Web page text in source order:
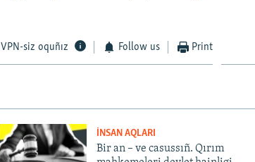
VPN-siz oquñız Follow us Print
İNSAN AQLARI
Bir an – ve casussıñ. Qırım